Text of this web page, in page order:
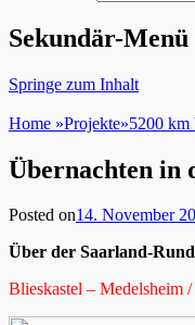
Sekundär-Menü
Springe zum Inhalt
Home »Projekte»5200 km
Übernachten in
Posted on14. November
Über der Saarland-
Blieskastel – Medelsheim